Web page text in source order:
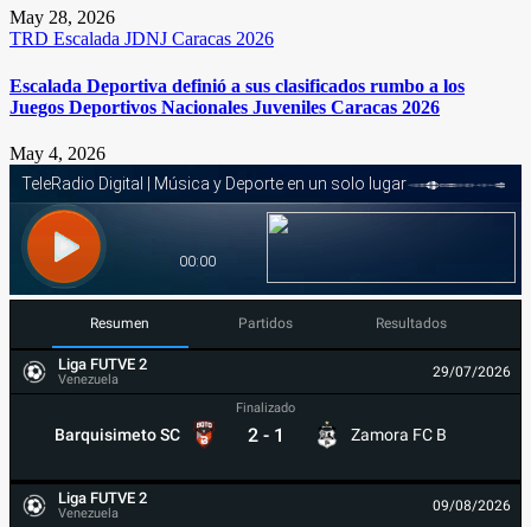
May 28, 2026
TRD Escalada JDNJ Caracas 2026
Escalada Deportiva definió a sus clasificados rumbo a los
Juegos Deportivos Nacionales Juveniles Caracas 2026
May 4, 2026
Resumen Partidos Resultados
Liga FUTVE 2
Venezuela 29/07/2026
Barquisimeto SC
Finalizado
2 - 1 Zamora FC B
Liga FUTVE 2
Venezuela 09/08/2026